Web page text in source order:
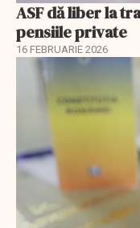
ASF dă liber la
pensiile private
16 FEBRUARIE 2026